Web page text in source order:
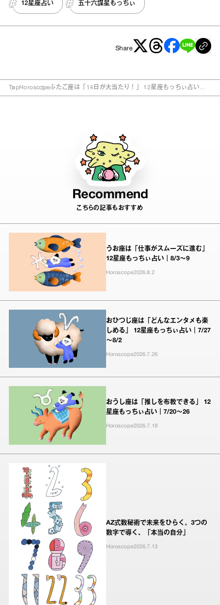
12星座占い 五十六謀星もっちぃ
Share
TopHoroscopeふたご座は「14日が大当たり！」 12星座もっちぃ占い｜
Recommend
こちらの記事もおすすめ
うお座は「仕事がスムーズに進む」
12星座もっちぃ占い｜8/3～9
Horoscope2026.8.2
おひつじ座は「どんなエンタメも楽
しめる」 12星座もっちぃ占い｜7/27
～8/2
Horoscope2026.7.26
おうし座は「推しを布教できる」 12
星座もっちぃ占い｜7/20～26
Horoscope2026.7.19
AZ式数秘術で未来をひらく。3つの
数字で導く、「本当の自分」
Horoscope2026.7.13